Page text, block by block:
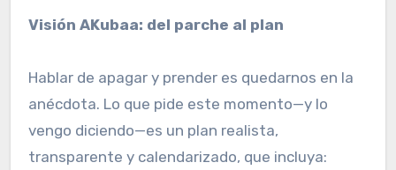
Visión AKubaa: del parche al plan
Hablar de apagar y prender es quedarnos en la
anécdota. Lo que pide este momento—y lo
vengo diciendo—es un plan realista,
transparente y calendarizado, que incluya: